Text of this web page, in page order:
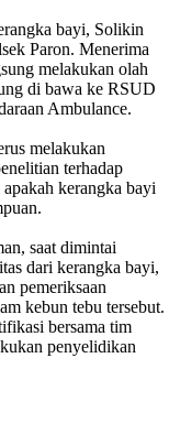
bayi, Solikin
Paron. Menerima
melakukan olah
di bawa ke RSUD
Ambulance.
melakukan
terhadap
kerangka bayi
saat dimintai
dari kerangka bayi,
pemeriksaan
kebun tebu tersebut.
bersama tim
penyelidikan